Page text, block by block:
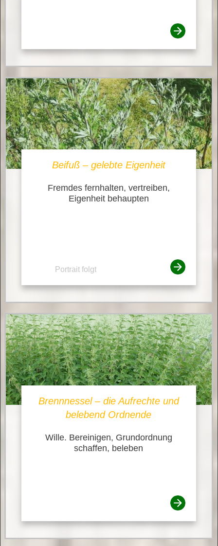
Beifuß – gelebte Eigenheit
Fremdes fernhalten, vertreiben,
Eigenheit behaupten
Portrait folgt
Brennnessel – die Aufrechte und
belebend Ordnende
Wille. Bereinigen, Grundordnung
schaffen, beleben